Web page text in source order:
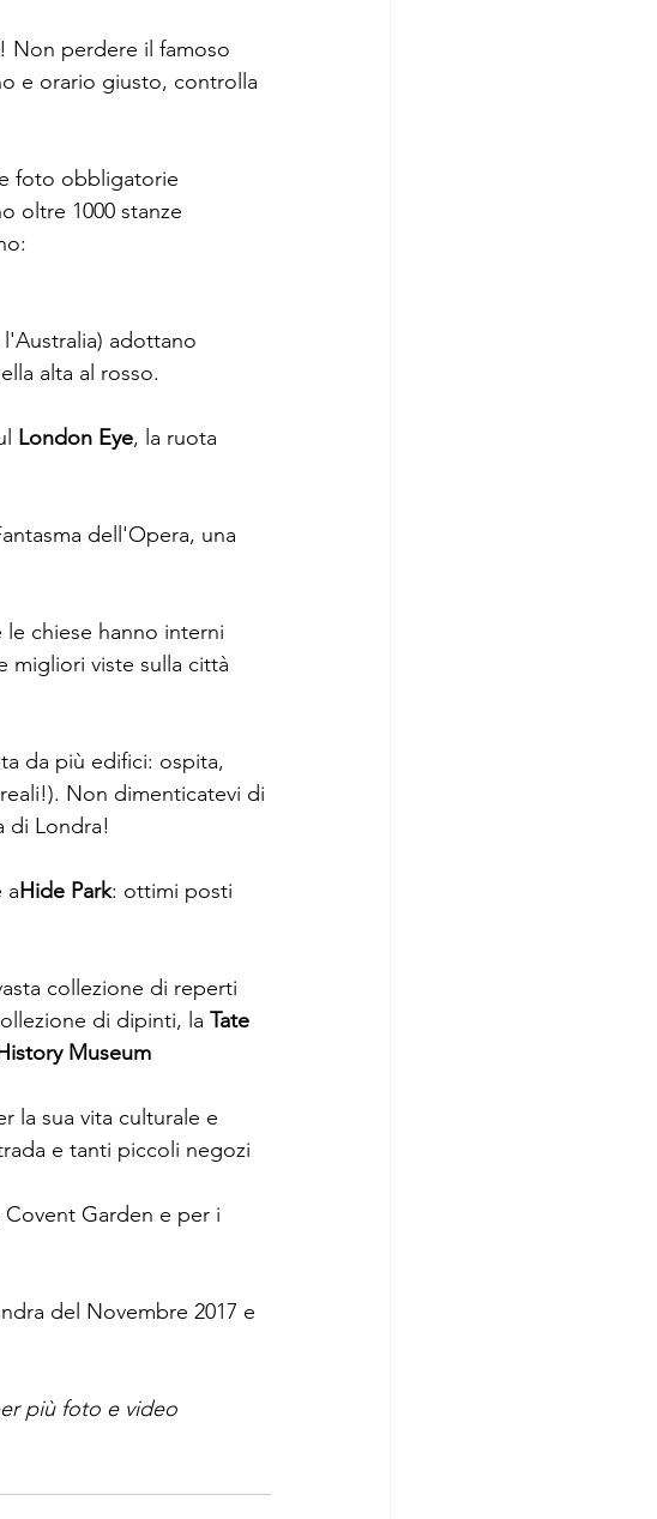
Non perdere il famoso
e orario giusto, controlla
foto obbligatorie
oltre 1000 stanze
adottano
alta al rosso.
London Eye, la ruota
dell'Opera, una
le chiese hanno interni
migliori viste sulla città
da più edifici: ospita,
Non dimenticatevi di
di Londra!
aHide Park: ottimi posti
collezione di reperti
di dipinti, la Tate
Museum
la sua vita culturale e
e tanti piccoli negozi
Garden e per i
del Novembre 2017 e
più foto e video